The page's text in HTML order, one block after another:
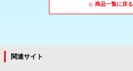
商品一覧に戻る
関連サイト